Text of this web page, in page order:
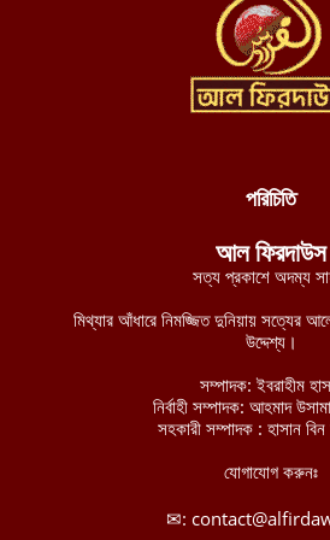
যুদ্ধ বন্ধে নাইজার রাষ্ট্রপ্রধানকে
সংবিধান ছেড়ে শরিয়াহ্ প্রতিষ্ঠা করুন
নব্য চাঁদাবাজদের হাতে জিম্মি রাজধানীবাসী,
বুরকিনান জান্তা বাহিনীর ১২টি সামরিক
মালিতে জান্তা ও রুশ বাহিনীর ৫টি কনভয়ে
পরিচিতি
আল ফিরদাউস
সত্য প্রকাশে অদম্য
মিথ্যার আঁধারে নিমজ্জিত দুনিয়ায় সত্যের
উদ্দেশ্য।
সম্পাদক: ইবরাহীম
নির্বাহী সম্পাদক: আহমাদ
সহকারী সম্পাদক : হাসান
যোগাযোগ করুনঃ
✉: